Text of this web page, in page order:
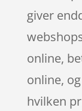
giver
online,
online,
hvilken